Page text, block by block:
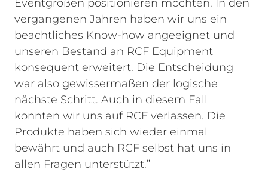
Eventgrößen positionieren möchten. In den
vergangenen Jahren haben wir uns ein
beachtliches Know-how angeeignet und
unseren Bestand an RCF Equipment
konsequent erweitert. Die Entscheidung
war also gewissermaßen der logische
nächste Schritt. Auch in diesem Fall
konnten wir uns auf RCF verlassen. Die
Produkte haben sich wieder einmal
bewährt und auch RCF selbst hat uns in
allen Fragen unterstützt.”